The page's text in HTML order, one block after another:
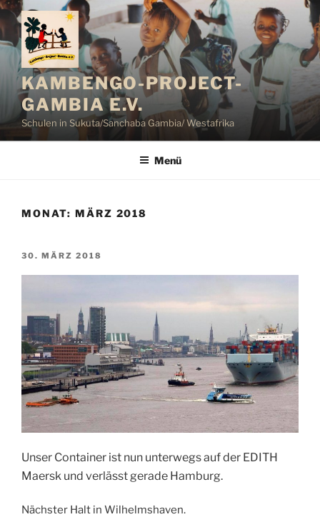
Zum
Inhalt
springen
KAMBENGO-PROJECT-
GAMBIA E.V.
Schulen in Sukuta/Sanchaba Gambia/ Westafrika
Menü
MONAT: MÄRZ 2018
VERÖFFENTLICHT
30. MÄRZ 2018
Unser Container ist nun unterwegs auf der EDITH
Maersk und verlässt gerade Hamburg.
Nächster Halt in Wilhelmshaven.